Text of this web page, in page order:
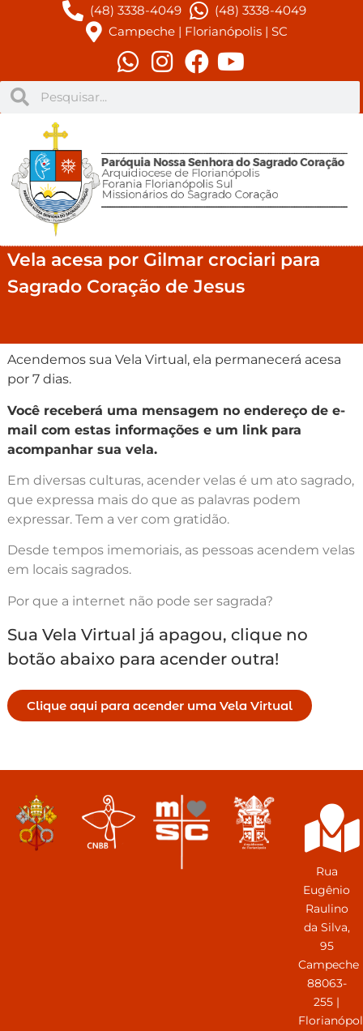
(48) 3338-4049
(48) 3338-4049
Campeche | Florianópolis | SC
Vela acesa por Gilmar crociari para
Sagrado Coração de Jesus
Acendemos sua Vela Virtual, ela permanecerá acesa
por 7 dias.
Você receberá uma mensagem no endereço de e-
mail com estas informações e um link para
acompanhar sua vela.
Em diversas culturas, acender velas é um ato sagrado,
que expressa mais do que as palavras podem
expressar. Tem a ver com gratidão.
Desde tempos imemoriais, as pessoas acendem velas
em locais sagrados.
Por que a internet não pode ser sagrada?
Sua Vela Virtual já apagou, clique no
botão abaixo para acender outra!
Clique aqui para acender uma Vela Virtual
Rua
Eugênio
Raulino
da Silva,
95
Campeche
88063-
255 |